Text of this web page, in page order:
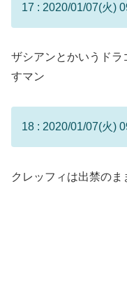
17 : 2020/01/07(火)
ザシアンとかいうド
すマン
18 : 2020/01/07(火)
クレッフィは出禁のま